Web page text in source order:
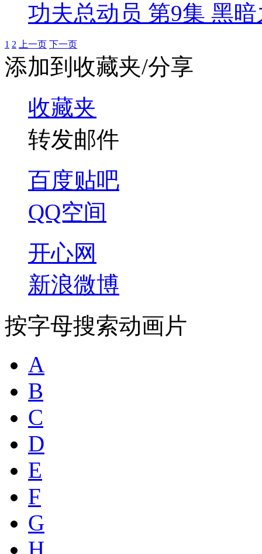
功夫总动员 第9集 黑暗
1 2 上一页 下一页
添加到收藏夹/分享
收藏夹
转发邮件
百度贴吧
QQ空间
开心网
新浪微博
按字母搜索动画片
A
B
C
D
E
F
G